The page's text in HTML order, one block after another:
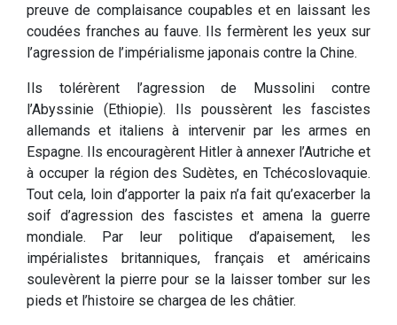
preuve de complaisance coupables et en laissant les
coudées franches au fauve. Ils fermèrent les yeux sur
l’agression de l’impérialisme japonais contre la Chine.
Ils tolérèrent l’agression de Mussolini contre
l’Abyssinie (Ethiopie). Ils poussèrent les fascistes
allemands et italiens à intervenir par les armes en
Espagne. Ils encouragèrent Hitler à annexer l’Autriche et
à occuper la région des Sudètes, en Tchécoslovaquie.
Tout cela, loin d’apporter la paix n’a fait qu’exacerber la
soif d’agression des fascistes et amena la guerre
mondiale. Par leur politique d’apaisement, les
impérialistes britanniques, français et américains
soulevèrent la pierre pour se la laisser tomber sur les
pieds et l’histoire se chargea de les châtier.